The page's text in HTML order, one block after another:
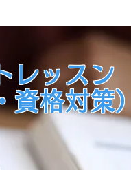
​レッスン
資格対策）